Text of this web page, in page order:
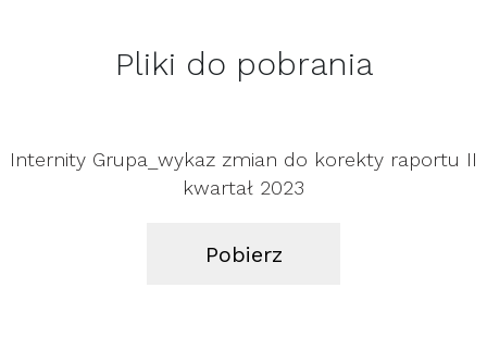
Pliki do pobrania
Internity Grupa_wykaz zmian do korekty raportu II
kwartał 2023
Pobierz